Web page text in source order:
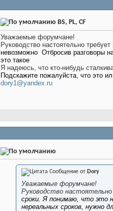
BS, PL, CF
Уважаемые форумчане!
Руководство настоятельно
невозможно Отбросив разговоры
это такое
Я надеюсь, что кто-нибудь
Подскажите пожалуйста, что это
dory1@yandex.ru
Сообщение от Dory
Уважаемые форумчане!
Руководство
сроки. Я понимаю, что это
нереальных сроков, нужно